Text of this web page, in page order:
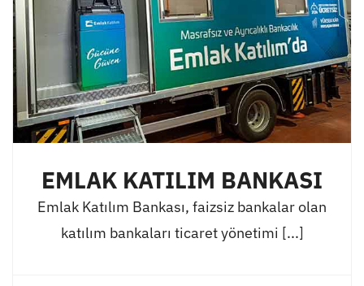
EMLAK KATILIM BANKASI
Emlak Katılım Bankası, faizsiz bankalar olan
katılım bankaları ticaret yönetimi [...]